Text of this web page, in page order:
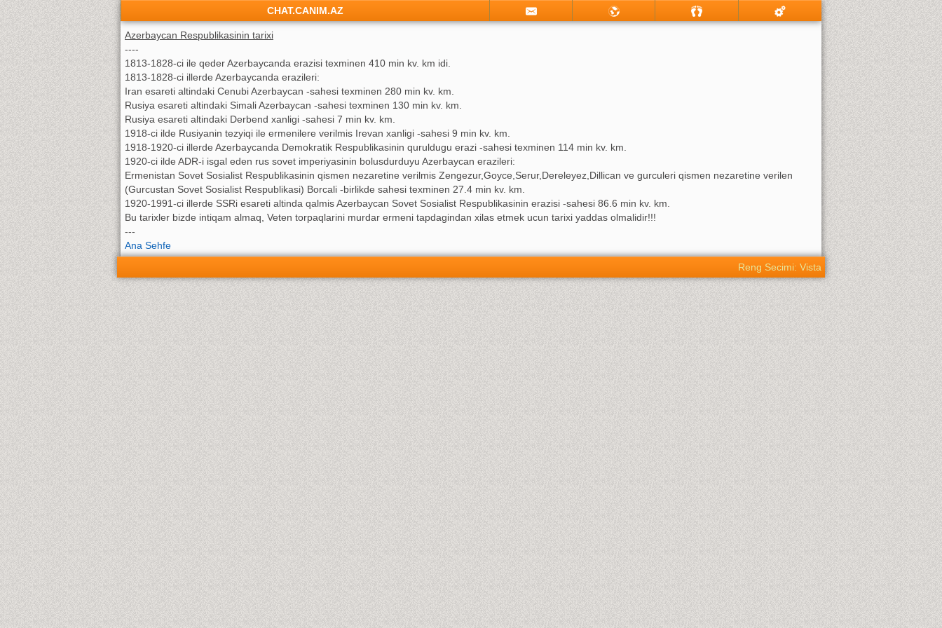
CHAT.CANIM.AZ
Azerbaycan Respublikasinin tarixi
----
1813-1828-ci ile qeder Azerbaycanda erazisi texminen 410 min kv. km idi.
1813-1828-ci illerde Azerbaycanda erazileri:
Iran esareti altindaki Cenubi Azerbaycan -sahesi texminen 280 min kv. km.
Rusiya esareti altindaki Simali Azerbaycan -sahesi texminen 130 min kv. km.
Rusiya esareti altindaki Derbend xanligi -sahesi 7 min kv. km.
1918-ci ilde Rusiyanin tezyiqi ile ermenilere verilmis Irevan xanligi -sahesi 9 min kv. km.
1918-1920-ci illerde Azerbaycanda Demokratik Respublikasinin quruldugu erazi -sahesi texminen 114 min kv. km.
1920-ci ilde ADR-i isgal eden rus sovet imperiyasinin bolusdurduyu Azerbaycan erazileri:
Ermenistan Sovet Sosialist Respublikasinin qismen nezaretine verilmis Zengezur,Goyce,Serur,Dereleyez,Dillican ve gurculeri qismen nezaretine verilen
(Gurcustan Sovet Sosialist Respublikasi) Borcali -birlikde sahesi texminen 27.4 min kv. km.
1920-1991-ci illerde SSRi esareti altinda qalmis Azerbaycan Sovet Sosialist Respublikasinin erazisi -sahesi 86.6 min kv. km.
Bu tarixler bizde intiqam almaq, Veten torpaqlarini murdar ermeni tapdagindan xilas etmek ucun tarixi yaddas olmalidir!!!
---
Ana Sehfe
Reng Secimi: Vista